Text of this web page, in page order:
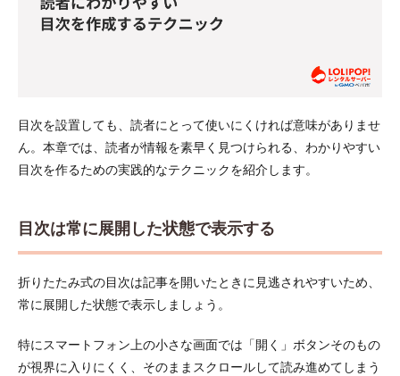
目次を設置しても、読者にとって使いにくければ意味がありませ
ん。本章では、読者が情報を素早く見つけられる、わかりやすい
目次を作るための実践的なテクニックを紹介します。
目次は常に展開した状態で表示する
折りたたみ式の目次は記事を開いたときに見逃されやすいため、
常に展開した状態で表示しましょう。
特にスマートフォン上の小さな画面では「開く」ボタンそのもの
が視界に入りにくく、そのままスクロールして読み進めてしまう